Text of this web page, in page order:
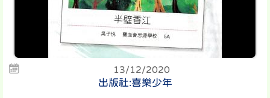
13/12/2020
出版社:喜樂少年